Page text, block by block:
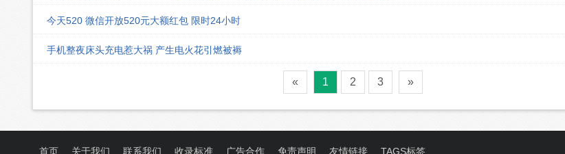
今天520 微信开放520元大额红包 限时24小时
手机整夜床头充电惹大祸 产生电火花引燃被褥
« 1 2 3 »
首页 关于我们 联系我们 收录标准 广告合作 免责声明 友情链接 TAGS标签